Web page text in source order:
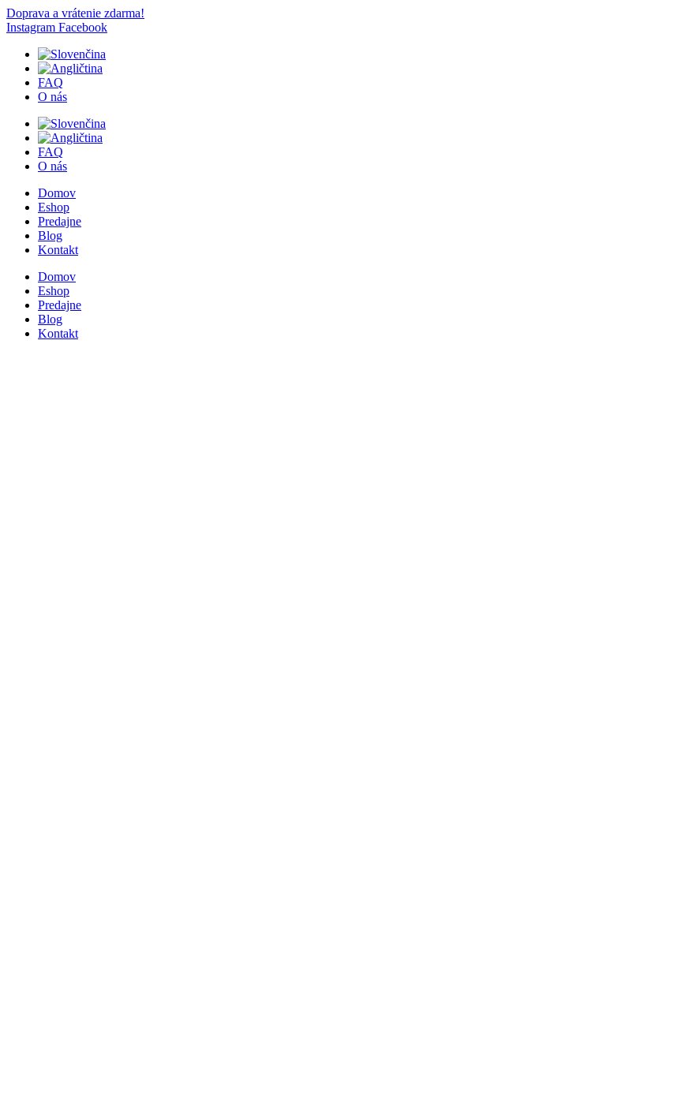
Doprava a vrátenie zdarma!
Instagram Facebook
FAQ
O nás
FAQ
O nás
Domov
Eshop
Predajne
Blog
Kontakt
Domov
Eshop
Predajne
Blog
Kontakt